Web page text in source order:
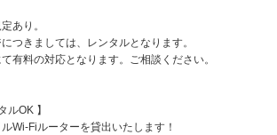
あり。
つきましては、レンタルとなります。
有料の対応となります。ご相談ください。
ルOK 】
Wi-Fiルーターを貸出いたします！